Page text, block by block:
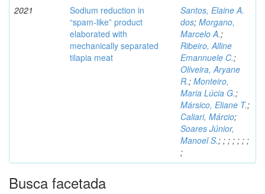
2021
Sodium reduction in
“spam-like” product
elaborated with
mechanically separated
tilapia meat
Santos, Elaine A.
dos; Morgano,
Marcelo A.;
Ribeiro, Alline
Emannuele C.;
Oliveira, Aryane
R.; Monteiro,
Maria Lúcia G.;
Mársico, Eliane T.;
Caliari, Márcio;
Soares Júnior,
Manoel S.; ; ; ; ; ; ;
;
Busca facetada